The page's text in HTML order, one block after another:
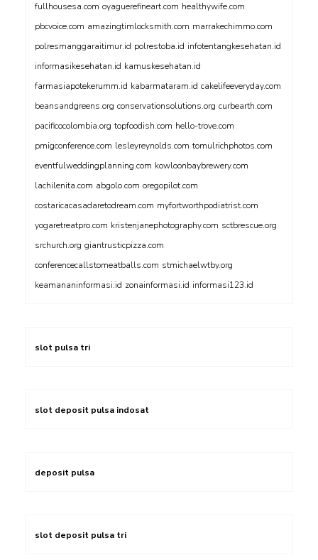
fullhousesa.com oyaguerefineart.com healthywife.com
pbcvoice.com amazingtimlocksmith.com marrakechimmo.com
polresmanggaraitimur.id polrestoba.id infotentangkesehatan.id
informasikesehatan.id kamuskesehatan.id
farmasiapotekerumm.id kabarmataram.id cakelifeeveryday.com
beansandgreens.org conservationsolutions.org curbearth.com
pacificocolombia.org topfoodish.com hello-trove.com
pmigconference.com lesleyreynolds.com tomulrichphotos.com
eventfulweddingplanning.com kowloonbaybrewery.com
lachilenita.com abgolo.com oregopilot.com
costaricacasadaretodream.com myfortworthpodiatrist.com
yogaretreatpro.com kristenjanephotography.com sctbrescue.org
srchurch.org giantrusticpizza.com
conferencecallstomeatballs.com stmichaelwtby.org
keamananinformasi.id zonainformasi.id informasi123.id
slot pulsa tri
slot deposit pulsa indosat
deposit pulsa
slot deposit pulsa tri